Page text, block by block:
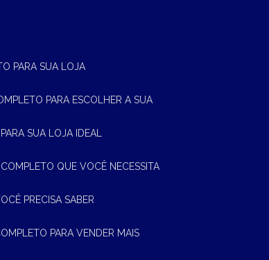
PARA SUA LOJA
PARA ESCOLHER A SUA
SUA LOJA IDEAL
QUE VOCÊ NECESSITA
PRECISA SABER
PARA VENDER MAIS